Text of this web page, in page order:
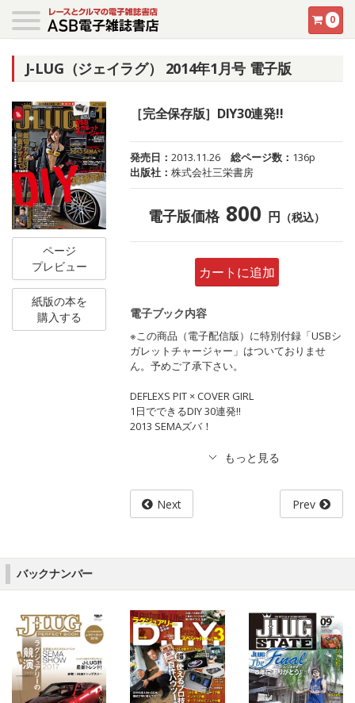
0
J-LUG（ジェイラグ） 2014年1月号 電子版
ページ
プレビュー
紙版の本を
購入する
［完全保存版］DIY30連発!!
発売日：2013.11.26 総ページ数： 136p
出版社：株式会社三栄書房
電子版価格 800 円 （税込）
カートに追加
電子ブック内容
※この商品（電子配信版）に特別付録「USBシ
ガレットチャージャー」はついておりませ
ん。予めご了承下さい。
DEFLEXS PIT × COVER GIRL
1日でできるDIY 30連発!!
2013 SEMAズバ！
Next Prev
バックナンバー